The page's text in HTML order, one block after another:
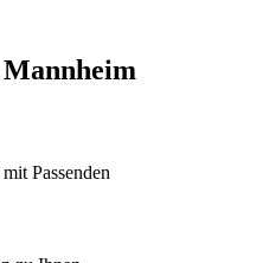
Mannheim
Passenden